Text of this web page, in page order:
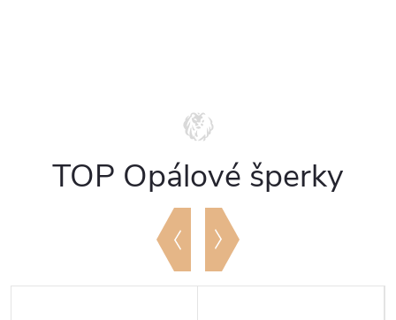
TOP Opálové šperky